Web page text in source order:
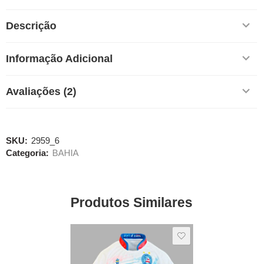
Descrição
Informação Adicional
Avaliações (2)
SKU: 2959_6
Categoria: BAHIA
Produtos Similares